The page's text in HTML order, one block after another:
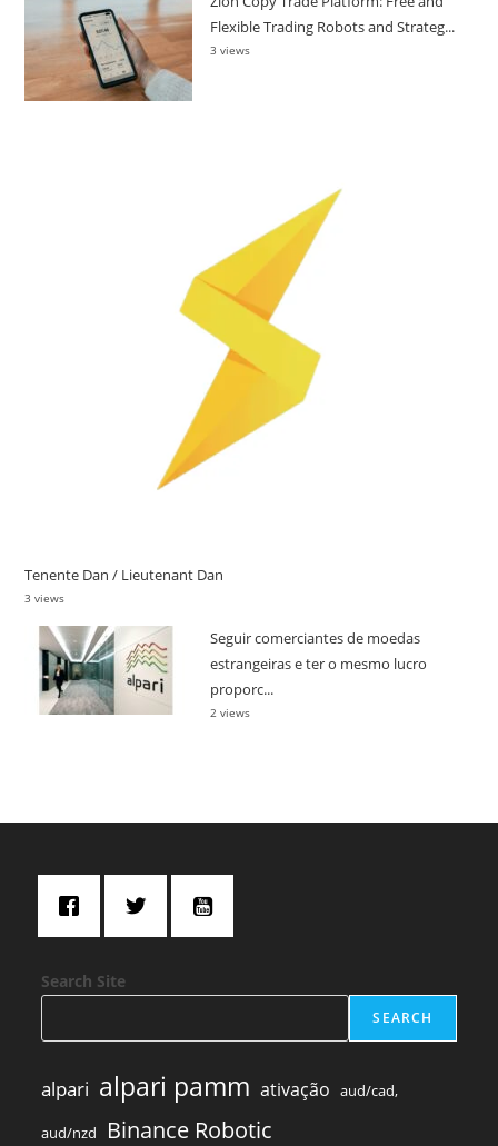
Flexible Trading Robots and Strateg...
3 views
Tenente Dan / Lieutenant Dan
3 views
Seguir comerciantes de moedas
estrangeiras e ter o mesmo lucro
proporc...
2 views
Search Site
SEARCH
alpari alpari pamm ativação aud/cad,
aud/nzd Binance Robotic